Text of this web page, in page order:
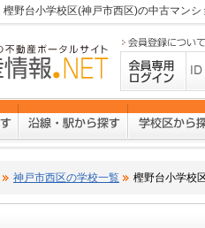
樫野台小学校区(神戸市西区)の中古マン
神戸市西区の学校一覧 樫野台小学校